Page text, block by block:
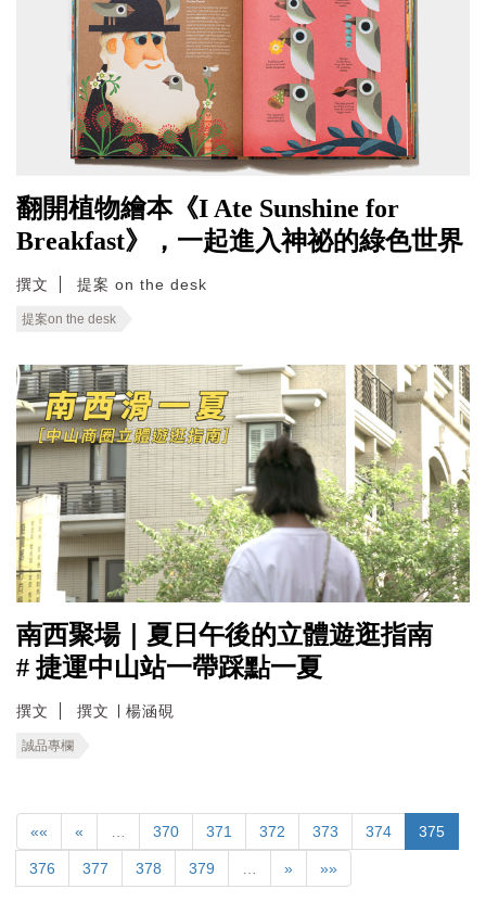
翻開植物繪本《I Ate Sunshine for
Breakfast》，一起進入神祕的綠色世界
撰文 提案 on the desk
提案on the desk
南西聚場｜夏日午後的立體遊逛指南
# 捷運中山站一帶踩點一夏
撰文 撰文 ∣ 楊涵硯
誠品專欄
«« « 370 371 372 373 374 375
376 377 378 379 » »»